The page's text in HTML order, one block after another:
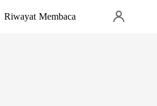
Riwayat Membaca